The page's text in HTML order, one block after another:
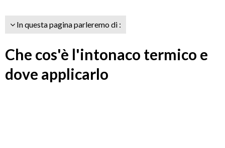
In questa pagina parleremo di :
Che cos'è l'intonaco termico e
dove applicarlo